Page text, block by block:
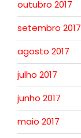
outubro 2017
setembro 2017
agosto 2017
julho 2017
junho 2017
maio 2017